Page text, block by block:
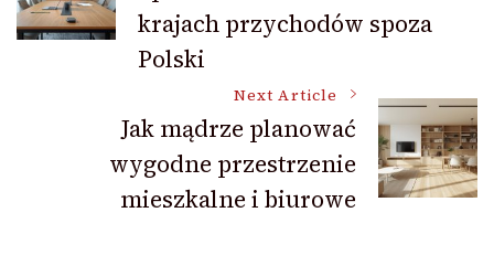
krajach przychodów spoza
Polski
Next Article
Jak mądrze planować
wygodne przestrzenie
mieszkalne i biurowe